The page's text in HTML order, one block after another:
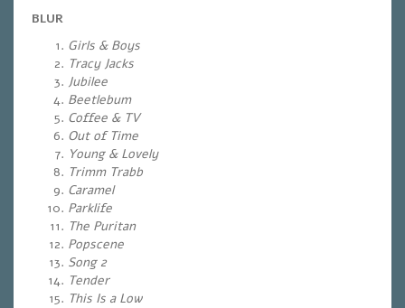
BLUR
Girls & Boys
Tracy Jacks
Jubilee
Beetlebum
Coffee & TV
Out of Time
Young & Lovely
Trimm Trabb
Caramel
Parklife
The Puritan
Popscene
Song 2
Tender
This Is a Low